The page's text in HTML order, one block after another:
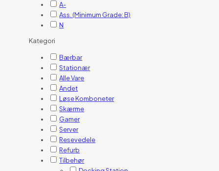
A-
Ass. (Minimum Grade: B)
N
Kategori
Bærbar
Stationær
Alle Vare
Andet
Løse Komboneter
Skærme
Gamer
Server
Resevedele
Refurb
Tilbehør